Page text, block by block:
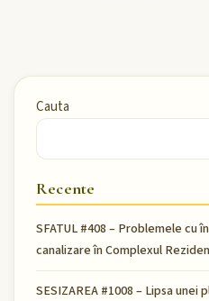
Cauta
Recente
SFATUL #408 – Problemele cu
canalizare în Complexul
SESIZAREA #1008 – Lipsa